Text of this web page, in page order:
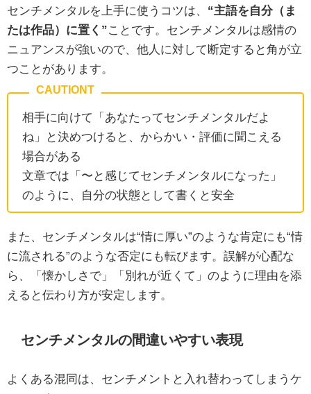
センチメンタルを上手に使うコツは、 “主語を自分（ま
たは作品）に置く” ことです。センチメンタルは感情の
ニュアンスが強いので、他人に対して断定すると角が立
つことがあります。
相手に向けて「あなたってセンチメンタルだよ
ね」と決めつけると、からかい・評価に聞こえる
場合がある
文章では「〜と感じてセンチメンタルになった」
のように、自分の状態として書くと安全
また、センチメンタルは“情に厚い”のような肯定にも“情
に流される”のような否定にも転びます。誤解が心配な
ら、「懐かしさで」「別れが近くて」のように理由を添
えると伝わり方が安定します。
センチメンタルの間違いやすい表現
よくある混同は、センチメントと入れ替わってしまうケ